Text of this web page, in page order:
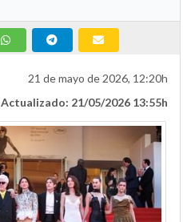
21 de mayo de 2026, 12:20h
Actualizado: 21/05/2026 13:55h